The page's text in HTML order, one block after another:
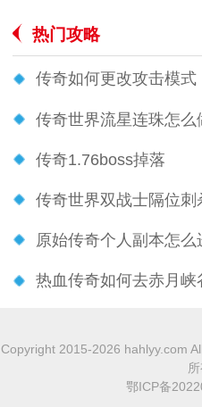
热门攻略
传奇如何更改攻击模式
传奇世界流星连珠怎么
传奇1.76boss掉落
传奇世界双战士隔位刺
原始传奇个人副本怎么
热血传奇如何去赤月峡
Copyright 2015-2026 hahlyy.com
鄂ICP备